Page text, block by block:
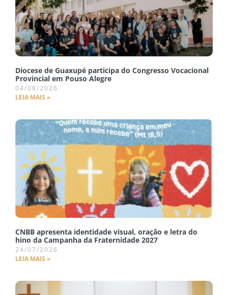
Diocese de Guaxupé participa do Congresso Vocacional
Provincial em Pouso Alegre
04/08/2026
LEIA MAIS »
CNBB apresenta identidade visual, oração e letra do
hino da Campanha da Fraternidade 2027
24/07/2026
LEIA MAIS »